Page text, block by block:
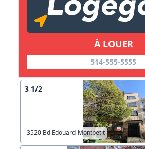
À LOUER
514-555-5555
3 1/2
3520 Bd Edouard-Montpetit
Copier lien
X Fermer